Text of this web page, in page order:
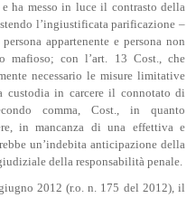
ha messo in luce il contrasto della
l’ingiustificata parificazione –
appartenente e persona non
mafioso; con l’art. 13 Cost., che
necessario le misure limitative
custodia in carcere il connotato di
comma, Cost., in quanto
in mancanza di una effettiva e
un’indebita anticipazione della
della responsabilità penale.
2012 (r.o. n. 175 del 2012), il